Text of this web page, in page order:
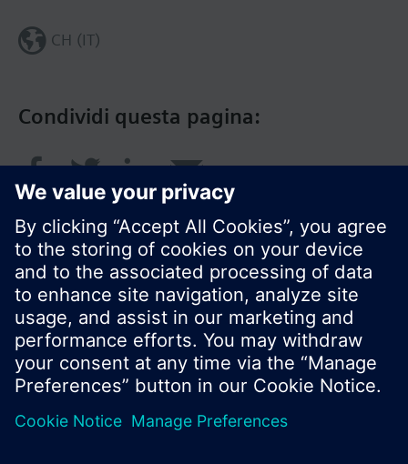
Condividi questa pagina:
CH (IT)
© Siemens Switzerland Ltd. 2018
I prodotti e i pressi possono variare a seconda del